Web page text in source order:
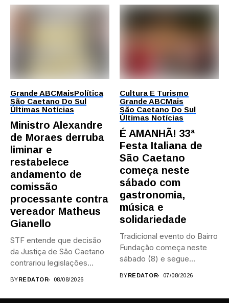
Grande ABCMaisPolítica
São Caetano Do Sul
Últimas Notícias
Ministro Alexandre
de Moraes derruba
liminar e
restabelece
andamento de
comissão
processante contra
vereador Matheus
Gianello
STF entende que decisão
da Justiça de São Caetano
contrariou legislações
BYREDATOR 08/08/2026
Cultura E Turismo
Grande ABCMais
São Caetano Do Sul
Últimas Notícias
É AMANHÃ! 33ª
Festa Italiana de
São Caetano
começa neste
sábado com
gastronomia,
música e
solidariedade
Tradicional evento do Bairro
Fundação começa neste
sábado (8) e segue
BYREDATOR 07/08/2026